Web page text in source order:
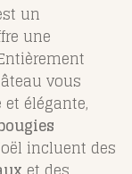
un
une
vous
élégante,
incluent des